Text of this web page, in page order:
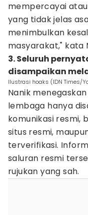
mempercayai
yang tidak jelas
menimbulkan
masyarakat," kata
3. Seluruh
disampaikan
Ilustrasi hoaks (IDN Times/
Nanik
lembaga hanya
komunikasi resmi,
situs resmi,
terverifikasi.
saluran resmi
rujukan yang sah.